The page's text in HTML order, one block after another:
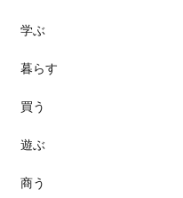
パン
スイーツ
ランチ
カフェ
学ぶ
暮らす
買う
遊ぶ
商う